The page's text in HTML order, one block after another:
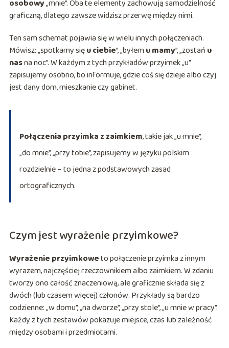
osobowy„mnie”. Oba te elementy zachowują samodzielność
graficzną, dlatego zawsze widzisz przerwę między nimi.
Ten sam schemat pojawia się w wielu innych połączeniach.
Mówisz: „spotkamy sięu ciebie”, „byłemu mamy”, „zostań u
nasna noc”. W każdym z tych przykładów przyimek „u”
zapisujemy osobno, bo informuje, gdzie coś się dzieje albo czyj
jest dany dom, mieszkanie czy gabinet.
Połączenia przyimka z zaimkiem, takie jak „u mnie”,
„do mnie”, „przy tobie”, zapisujemy w języku polskim
rozdzielnie – to jedna z podstawowych zasad
ortograficznych.
Czym jest wyrażenie przyimkowe?
Wyrażenie przyimkoweto połączenie przyimka z innym
wyrazem, najczęściej rzeczownikiem albo zaimkiem. W zdaniu
tworzy ono całość znaczeniową, ale graficznie składa się z
dwóch (lub czasem więcej) członów. Przykłady są bardzo
codzienne: „w domu”, „na dworze”, „przy stole”, „u mnie w pracy”.
Każdy z tych zestawów pokazuje miejsce, czas lub zależność
między osobami i przedmiotami.